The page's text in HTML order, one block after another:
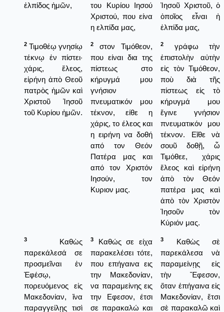
ἐλπίδος ἡμῶν,
του Κυρίου Ιησού
Χριστού, που είνα
η ελπίδα μας,
Ἰησοῦ Χριστοῦ, ὁ
ὁποῖος εἶναι ἡ
ἐλπίδα μας,
2 Τιμοθέῳ γνησίῳ
τέκνῳ ἐν πίστει·
χάρις, ἔλεος,
εἰρήνη ἀπὸ Θεοῦ
πατρὸς ἡμῶν καὶ
Χριστοῦ Ἰησοῦ
τοῦ Κυρίου ἡμῶν.
2
στον Τιμόθεον,
που είναι δια της
πίστεως στο
κήρυγμά μου
γνήσιον
πνευματικόν μου
τέκνον, είθε η
χάρις, το έλεος και
η ειρήνη να δοθή
από τον Θεόν
Πατέρα μας και
από τον Χριστόν
Ιησούν, τον
Κυριον μας.
2
γράφω τὴν
ἐπιστολὴν αὐτὴν
εἰς τὸν Τιμόθεον,
ποὺ διὰ τῆς
πίστεως εἰς τὸ
κήρυγμά μου
ἔγινε γνήσιον
πνευματικόν μου
τέκνον. Εἴθε νὰ
σουῦ δοθῇ, ὦ
Τιμόθεε, χάρις
ἔλεος καὶ εἰρήνη
ἀπὸ τὸν Θεόν
πατέρα μας καὶ
ἀπὸ τὸν Χριστὸν
Ἰησοῦν τὸν
Κύριόν μας.
3
Καθὼς
παρεκάλεσά σε
προσμεῖναι ἐν
Ἐφέσῳ,
πορευόμενος εἰς
Μακεδονίαν, ἵνα
παραγγείλῃς τισὶ
3
Καθώς σε είχα
παρακελέσει τότε,
που επήγαινα εις
την Μακεδονίαν,
να παραμείνης εις
την Εφεσον, έτσι
σε παρακαλώ και
3
Καθὼς σὲ
παρεκάλεσα νὰ
παραμείνῃς εἰς
τὴν Ἔφεσον,
ὅταν ἐπήγαινα εἰς
Μακεδονίαν, ἔτσι
σὲ παρακαλῶ καὶ